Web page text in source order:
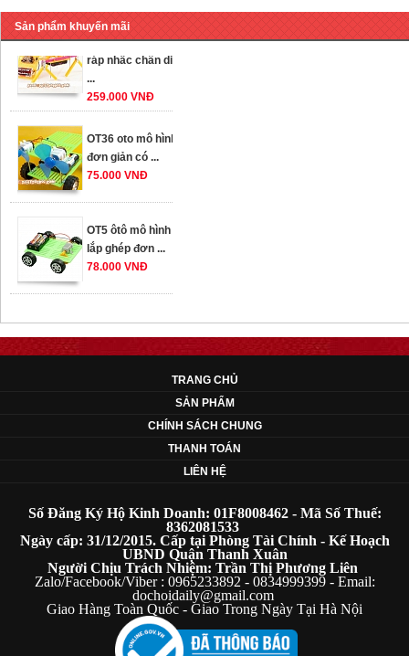
Sản phẩm khuyến mãi
OT35 robot lắp
ráp nhấc chân di
259.000 VNĐ
OT36 oto mô hình
đơn giản có ...
75.000 VNĐ
OT5 ôtô mô hình
lắp ghép đơn ...
78.000 VNĐ
đơn giản cho ...
352.000 VNĐ
OT35 robot lắp
ráp nhấc chân di
OT36 oto mô hình
đơn giản có ...
75.000 VNĐ
OT5 ôtô mô hình
lắp ghép đơn ...
78.000 VNĐ
TRANG CHỦ
SẢN PHẨM
CHÍNH SÁCH CHUNG
THANH TOÁN
LIÊN HỆ
Số Đăng Ký Hộ Kinh Doanh: 01F8008462 - Mã Số Thuế:
8362081533
Ngày cấp: 31/12/2015. Cấp tại Phòng Tài Chính - Kế Hoạch
UBND Quận Thanh Xuân
Người Chịu Trách Nhiệm: Trần Thị Phương Liên
Zalo/Facebook/Viber : 0965233892 - 0834999399 - Email:
dochoidaily@gmail.com
Giao Hàng Toàn Quốc - Giao Trong Ngày Tại Hà Nội